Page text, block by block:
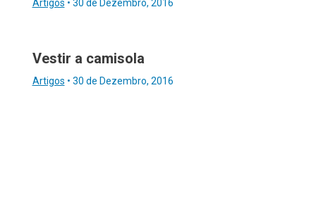
Artigos • 30 de Dezembro, 2016
Vestir a camisola
Artigos • 30 de Dezembro, 2016